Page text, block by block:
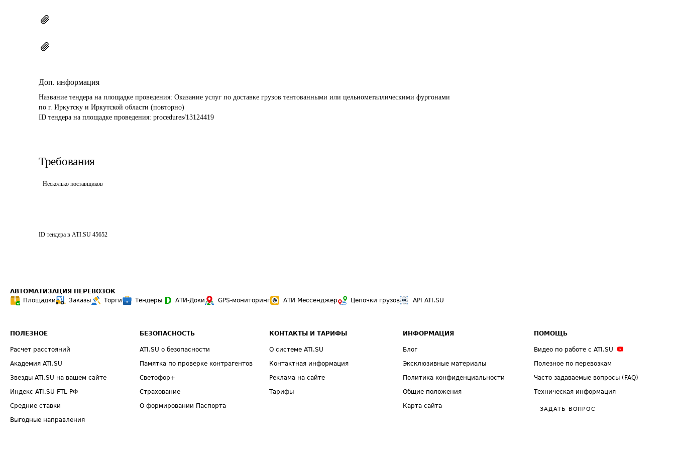
Доп. информация
Название тендера на площадке проведения: Оказание услуг по доставке грузов тентованными или цельнометаллическими фургонами
по г. Иркутску и Иркутской области (повторно)
ID тендера на площадке проведения: procedures/13124419
Требования
Несколько поставщиков
ID тендера в ATI.SU 45652
АВТОМАТИЗАЦИЯ ПЕРЕВОЗОК
Площадки
Заказы Торги Тендеры АТИ-Доки GPS-мониторинг АТИ Мессенджер Цепочки грузов API ATI.SU
ПОЛЕЗНОЕ
Расчет расстояний
Академия ATI.SU
Звезды ATI.SU на вашем сайте
Индекс ATI.SU FTL РФ
Средние ставки
Выгодные направления
БЕЗОПАСНОСТЬ
ATI.SU о безопасности
Памятка по проверке контрагентов
Светофор+
Страхование
О формировании Паспорта
КОНТАКТЫ И ТАРИФЫ
О системе ATI.SU
Контактная информация
Реклама на сайте
Тарифы
ИНФОРМАЦИЯ
Блог
Эксклюзивные материалы
Политика конфиденциальности
Общие положения
Карта сайта
ПОМОЩЬ
Видео по работе с ATI.SU
Полезное по перевозкам
Часто задаваемые вопросы (FAQ)
Техническая информация
ЗАДАТЬ ВОПРОС